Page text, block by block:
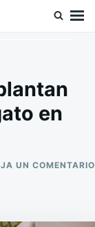
en
UN COMENTARIO